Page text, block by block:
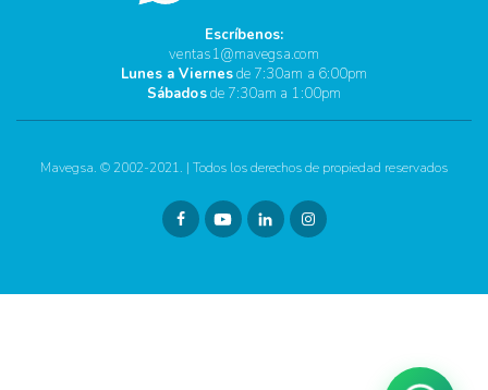
Escríbenos:
ventas1@mavegsa.com
Lunes a Viernesde 7:30am a 6:00pm
Sábadosde 7:30am a 1:00pm
Mavegsa. © 2002-2021. | Todos los derechos de propiedad reservados